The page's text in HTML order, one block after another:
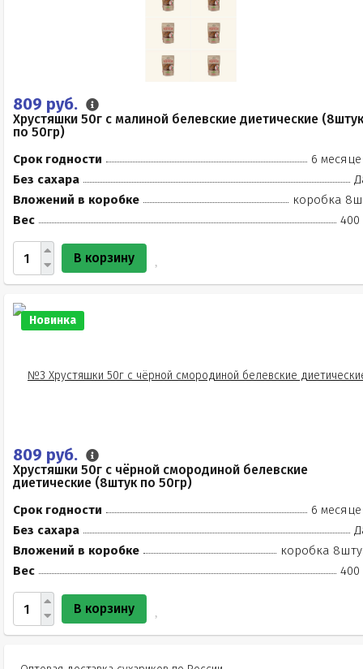
809 руб.
Хрустяшки 50г с малиной белевские диетические (8штук
по 50гр)
Срок годности
6
Без сахара
Вложений в коробке
коробка
Вес
400
В корзину
Новинка
809 руб.
Хрустяшки 50г с чёрной смородиной белевские
диетические (8штук по 50гр)
Срок годности
6
Без сахара
Вложений в коробке
коробка
Вес
400
В корзину